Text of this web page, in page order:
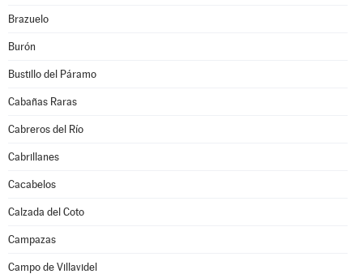
Brazuelo
Burón
Bustillo del Páramo
Cabañas Raras
Cabreros del Río
Cabrillanes
Cacabelos
Calzada del Coto
Campazas
Campo de Villavidel